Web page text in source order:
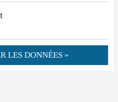
LES DONNÉES »